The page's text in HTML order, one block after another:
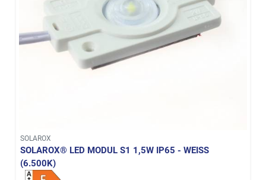
SOLAROX
SOLAROX® LED MODUL S1 1,5W IP65 - WEISS (
6.500K)